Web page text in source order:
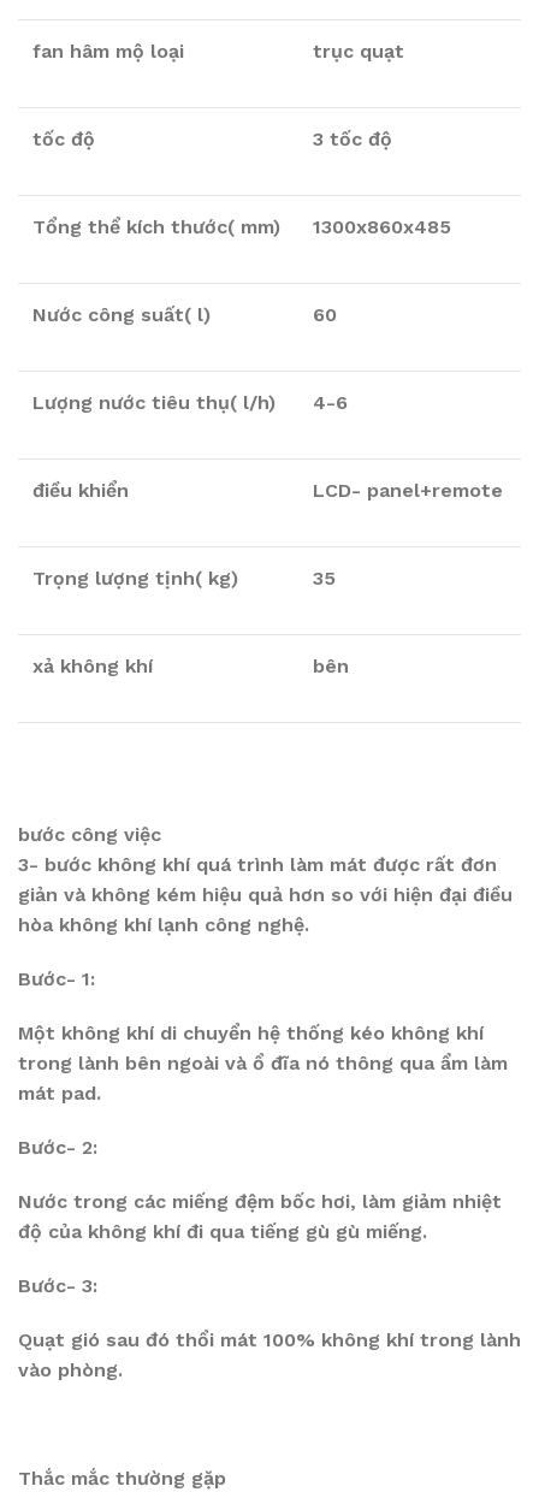
fan hâm mộ loại trục quạt
tốc độ 3 tốc độ
Tổng thể kích thước( mm) 1300x860x485
Nước công suất( l) 60
Lượng nước tiêu thụ( l/h) 4-6
điều khiển LCD- panel+remote
Trọng lượng tịnh( kg) 35
xả không khí bên
bước công việc
3- bước không khí quá trình làm mát được rất đơn
giản và không kém hiệu quả hơn so với hiện đại điều
hòa không khí lạnh công nghệ.
Bước- 1:
Một không khí di chuyển hệ thống kéo không khí
trong lành bên ngoài và ổ đĩa nó thông qua ẩm làm
mát pad.
Bước- 2:
Nước trong các miếng đệm bốc hơi, làm giảm nhiệt
độ của không khí đi qua tiếng gù gù miếng.
Bước- 3:
Quạt gió sau đó thổi mát 100% không khí trong lành
vào phòng.
Thắc mắc thường gặp